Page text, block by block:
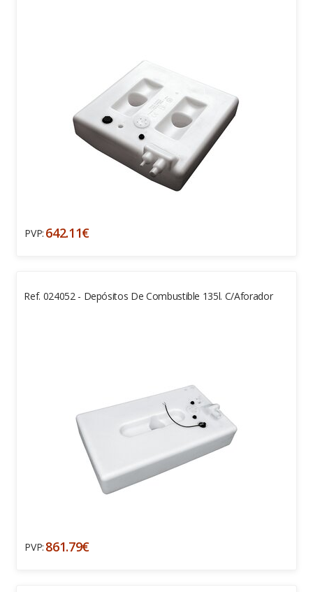
PVP: 642.11€
Ref. 024052 - Depósitos De Combustible 135l. C/aforador
PVP: 861.79€